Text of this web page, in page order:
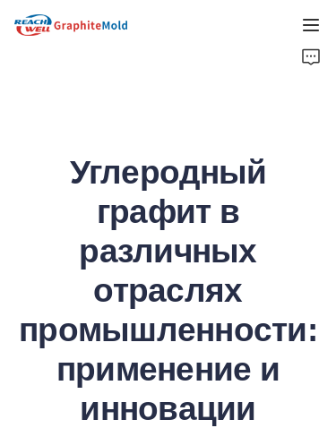
Углеродный
графит в
различных
отраслях
промышленности:
применение и
инновации
ПРОДУКТ
ГОРЯЧИЙ ВЫБОР
НОВОСТИ
РЕШЕНИЯ
ПОЛУЧИТЬ ЦИТАТУ